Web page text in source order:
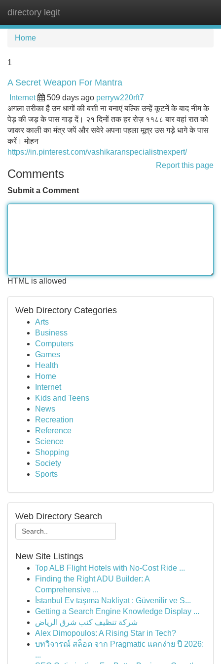
directory legit
Home
1
A Secret Weapon For Mantra
Internet 509 days ago perryw220rft7
अगला तरीका है उन धागों की बत्ती ना बनाएं बल्कि उन्हें कूटनें के बाद नीम के
पेड़ की जड़ के पास गाड़ दें। २१ दिनों तक हर रोज़ ११८८ बार वहां रात को
जाकर काली का मंत्र जपें और सवेरे अपना पहला मूत्र उस गड़े धागे के पास
करें। मोहन
https://in.pinterest.com/vashikaranspecialistnexpert/
Report this page
Comments
Submit a Comment
HTML is allowed
Web Directory Categories
Arts
Business
Computers
Games
Health
Home
Internet
Kids and Teens
News
Recreation
Reference
Science
Shopping
Society
Sports
Web Directory Search
New Site Listings
Top ALB Flight Hotels with No-Cost Ride ...
Finding the Right ADU Builder: A
Comprehensive ...
İstanbul Ev taşıma Nakliyat : Güvenilir ve S...
Getting a Search Engine Knowledge Display ...
شركة تنظيف كنب شرق الرياض
Alex Dimopoulos: A Rising Star in Tech?
บทวิจารณ์ สล็อต จาก Pragmatic แตกง่าย ปี 2026:
...